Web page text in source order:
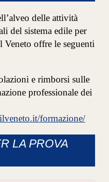
delle attività
del sistema edile per
Veneto offre le seguenti
e rimborsi sulle
professionale dei
formazione/
LA PROVA